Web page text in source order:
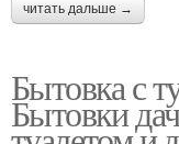
читать дальше →
Бытовка с
Бытовки